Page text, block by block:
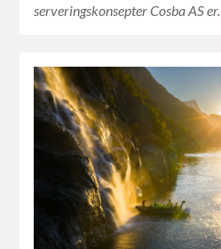
serveringskonsepter Cosba AS er…